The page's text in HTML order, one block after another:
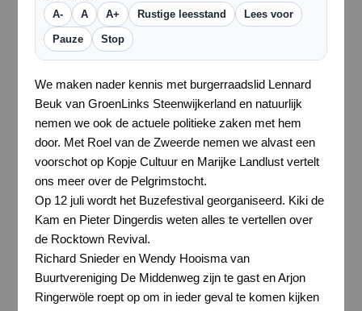
A- A A+ Rustige leesstand Lees voor
Pauze Stop
We maken nader kennis met burgerraadslid Lennard
Beuk van GroenLinks Steenwijkerland en natuurlijk
nemen we ook de actuele politieke zaken met hem
door. Met Roel van de Zweerde nemen we alvast een
voorschot op Kopje Cultuur en Marijke Landlust vertelt
ons meer over de Pelgrimstocht.
Op 12 juli wordt het Buzefestival georganiseerd. Kiki de
Kam en Pieter Dingerdis weten alles te vertellen over
de Rocktown Revival.
Richard Snieder en Wendy Hooisma van
Buurtvereniging De Middenweg zijn te gast en Arjon
Ringerwöle roept op om in ieder geval te komen kijken